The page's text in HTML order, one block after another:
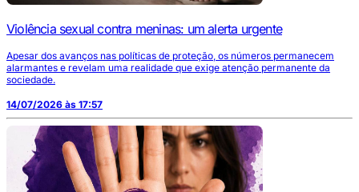
Violência sexual contra meninas: um alerta urgente
Apesar dos avanços nas políticas de proteção, os números permanecem
alarmantes e revelam uma realidade que exige atenção permanente da
sociedade.
14/07/2026 às 17:57